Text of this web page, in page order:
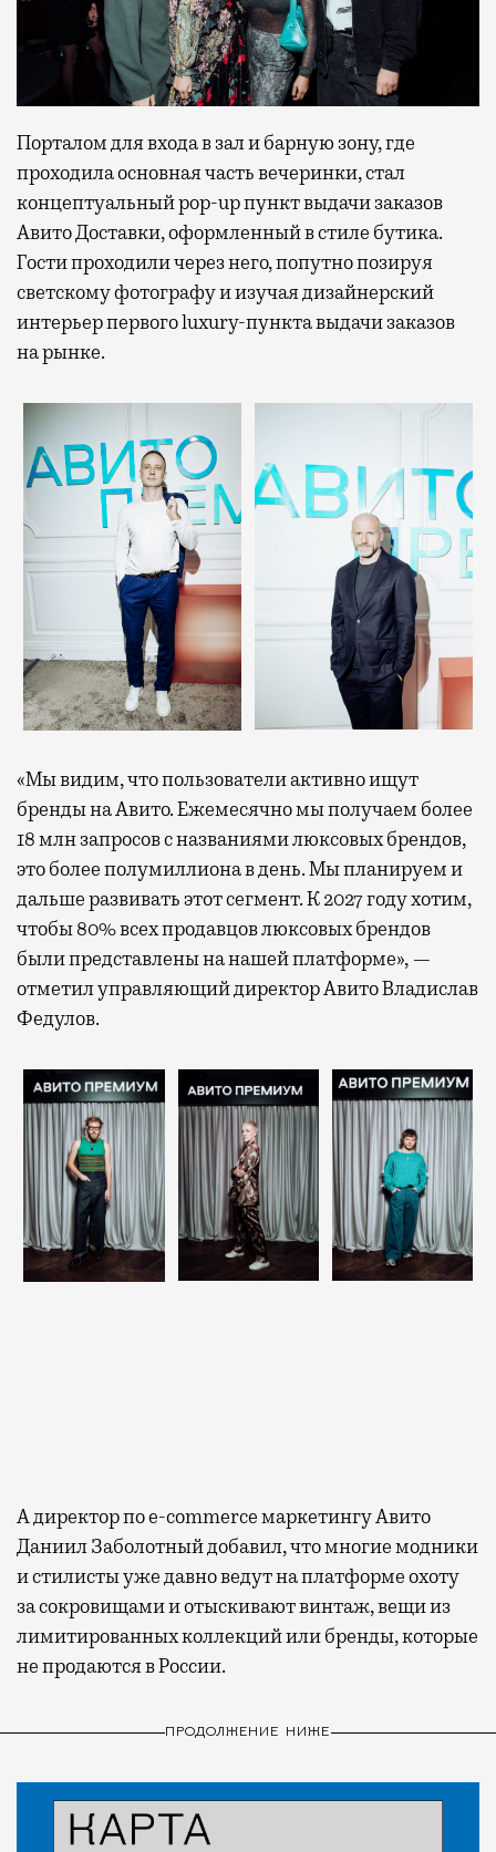
Порталом для входа в зал и барную зону, где
проходила основная часть вечеринки, стал
концептуальный pop-up пункт выдачи заказов
Авито Доставки, оформленный в стиле бутика.
Гости проходили через него, попутно позируя
светскому фотографу и изучая дизайнерский
интерьер первого luxury-пункта выдачи заказов
на рынке.
«Мы видим, что пользователи активно ищут
бренды на Авито. Ежемесячно мы получаем более
18 млн запросов с названиями люксовых брендов,
это более полумиллиона в день. Мы планируем и
дальше развивать этот сегмент. К 2027 году хотим,
чтобы 80% всех продавцов люксовых брендов
были представлены на нашей платформе», —
отметил управляющий директор Авито Владислав
Федулов.
А директор по e-commerce маркетингу Авито
Даниил Заболотный добавил, что многие модники
и стилисты уже давно ведут на платформе охоту
за сокровищами и отыскивают винтаж, вещи из
лимитированных коллекций или бренды, которые
не продаются в России.
ПРОДОЛЖЕНИЕ НИЖЕ